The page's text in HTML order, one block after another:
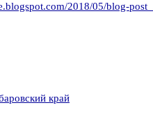
2018/05/blog-
край